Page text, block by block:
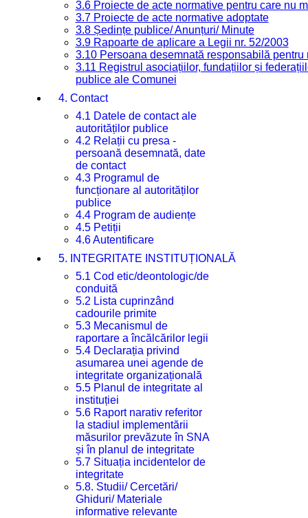
3.6 Proiecte de acte normative pentru care nu
3.7 Proiecte de acte normative adoptate
3.8 Ședințe publice/ Anunțuri/ Minute
3.9 Rapoarte de aplicare a Legii nr. 52/2003
3.10 Persoana desemnată responsabilă
3.11 Registrul asociațiilor, fundațiilor și
publice ale Comunei
4. Contact
4.1 Datele de contact ale
autorităților publice
4.2 Relații cu presa -
persoană desemnată, date
de contact
4.3 Programul de
funcționare al autorităților
publice
4.4 Program de audiențe
4.5 Petiții
4.6 Autentificare
5. INTEGRITATE INSTITUȚIONALĂ
5.1 Cod etic/deontologic/de
conduită
5.2 Lista cuprinzând
cadourile primite
5.3 Mecanismul de
raportare a încălcărilor legii
5.4 Declarația privind
asumarea unei agende de
integritate organizațională
5.5 Planul de integritate al
instituției
5.6 Raport narativ referitor
la stadiul implementării
măsurilor prevăzute în SNA
și în planul de integritate
5.7 Situația incidentelor de
integritate
5.8. Studii/ Cercetări/
Ghiduri/ Materiale
informative relevante